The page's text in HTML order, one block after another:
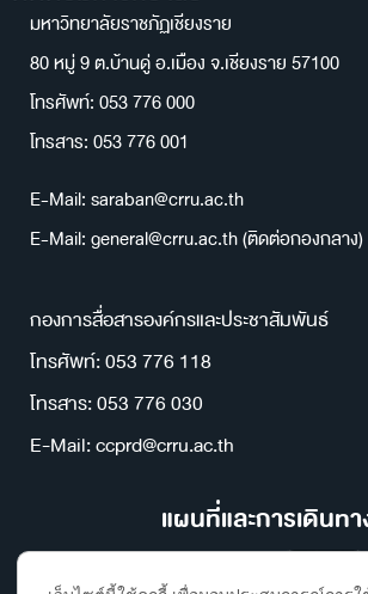
มหาวิทยาลัยราชภัฏเชียงราย
80 หมู่ 9 ต.บ้านดู่ อ.เมือง จ.เชียงราย 57100
โทรศัพท์: 053 776 000
โทรสาร: 053 776 001
E-Mail: saraban@crru.ac.th
E-Mail: general@crru.ac.th (ติดต่อกองกลาง)
กองการสื่อสารองค์กรและประชาสัมพันธ์
โทรศัพท์: 053 776 118
โทรสาร: 053 776 030
E-Mail: ccprd@crru.ac.th
แผนที่และการเดินทา